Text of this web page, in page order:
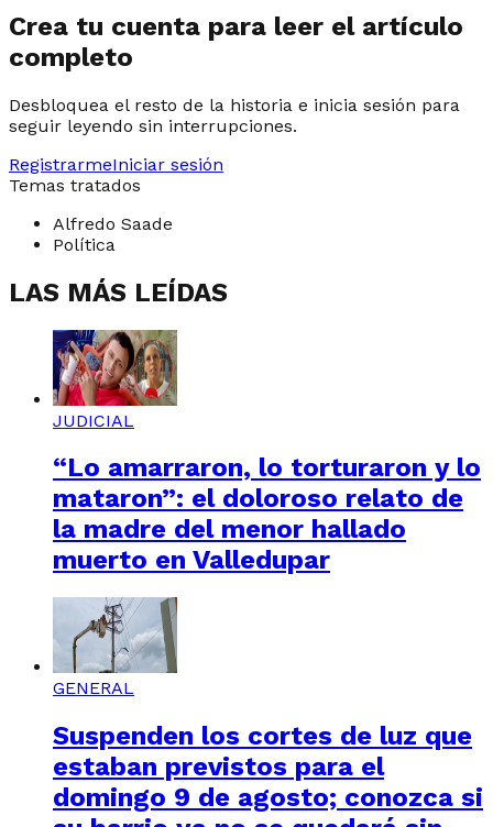
Crea tu cuenta para leer el artículo
completo
Desbloquea el resto de la historia e inicia sesión para
seguir leyendo sin interrupciones.
RegistrarmeIniciar sesión
Temas tratados
Alfredo Saade
Política
LAS MÁS LEÍDAS
JUDICIAL
“Lo amarraron, lo torturaron y lo
mataron”: el doloroso relato de
la madre del menor hallado
muerto en Valledupar
GENERAL
Suspenden los cortes de luz que
estaban previstos para el
domingo 9 de agosto; conozca si